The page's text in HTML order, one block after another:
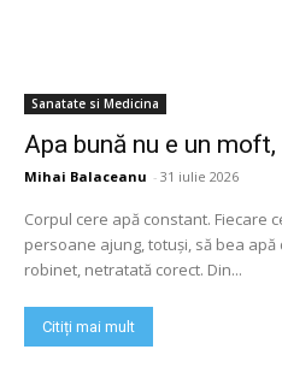
Sanatate si Medicina
Apa bună nu e un
Mihai Balaceanu - 31 iulie 2026
Corpul cere apă constant. Fiecare
persoane ajung, totuși, să bea
robinet, netratată corect. Din...
Citiți mai mult